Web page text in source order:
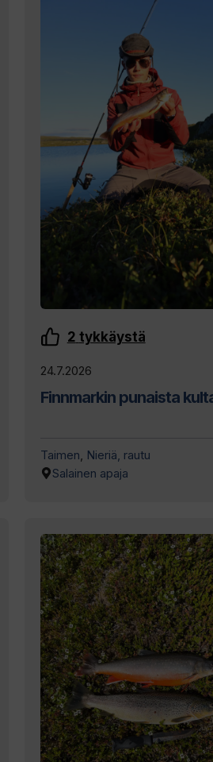
2 tykkäystä
24.7.2026
Finnmarkin punaista
Taimen, Nieriä, rautu
Salainen apaja